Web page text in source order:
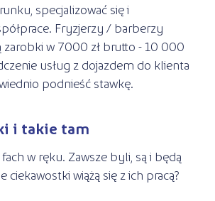
specjalizować się i
Fryzjerzy / barberzy
zarobki w 7000 zł brutto - 10 000
usług z dojazdem do klienta
podnieść stawkę.
i takie tam
w ręku. Zawsze byli, są i będą
ciekawostki wiążą się z ich pracą?